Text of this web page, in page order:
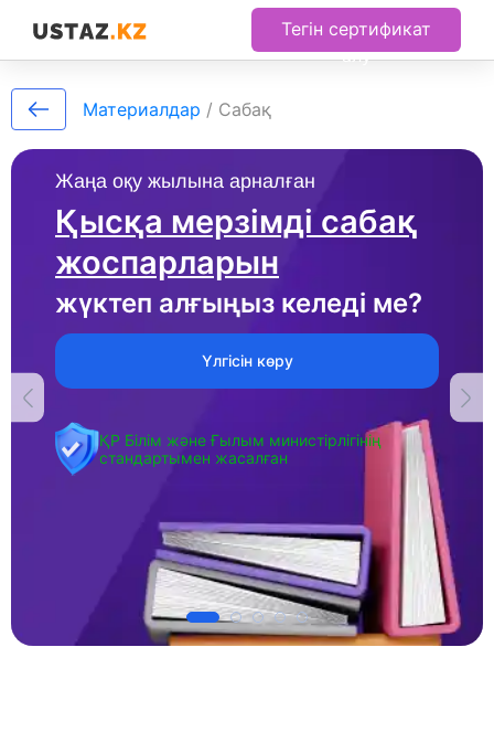
Тегін сертификат
алу
Жаңа оқу жылына арналған
Қысқа мерзімді сабақ
жоспарларын
жүктеп алғыңыз келеді ме?
Үлгісін көру
ҚР Білім және Ғылым министірлігінің
стандартымен жасалған
Материалдар / Сабақ